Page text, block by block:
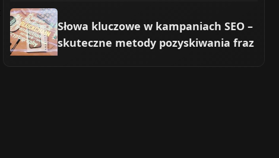
Słowa kluczowe w kampaniach SEO –
skuteczne metody pozyskiwania fraz